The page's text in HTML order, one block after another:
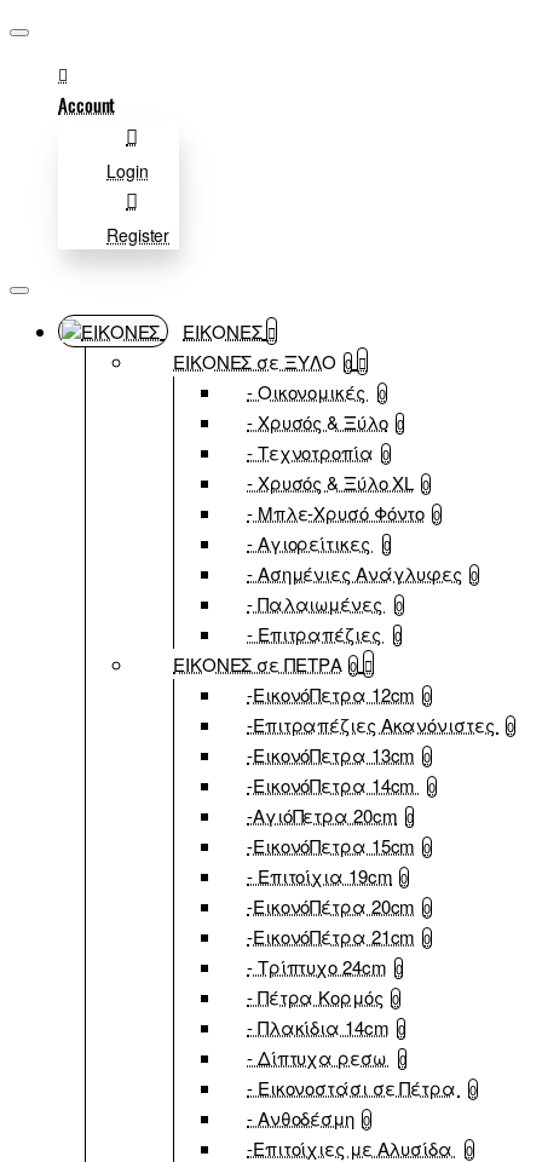
Account
Login
Register
ΕΙΚΟΝΕΣ
ΕΙΚΟΝΕΣ σε ΞΥΛΟ 0
- Οικονομικές 0
- Χρυσός & Ξύλο 0
- Τεχνοτροπία 0
- Χρυσός & Ξύλο XL 0
- Μπλε-Χρυσό Φόντο 0
- Αγιορείτικες 0
- Ασημένιες Ανάγλυφες 0
- Παλαιωμένες 0
- Επιτραπέζιες 0
ΕΙΚΟΝΕΣ σε ΠΕΤΡΑ 0
-ΕικονόΠετρα 12cm 0
-Επιτραπέζιες Ακανόνιστες 0
-ΕικονόΠετρα 13cm 0
-ΕικονόΠετρα 14cm 0
-ΑγιόΠετρα 20cm 0
-ΕικονόΠετρα 15cm 0
- Επιτοίχια 19cm 0
-ΕικονόΠέτρα 20cm 0
-ΕικονόΠέτρα 21cm 0
- Τρίπτυχο 24cm 0
- Πέτρα Κορμός 0
- Πλακίδια 14cm 0
- Δίπτυχα ρεσω 0
- Εικονοστάσι σε Πέτρα 0
- Ανθοδέσμη 0
-Επιτοίχιες με Αλυσίδα 0